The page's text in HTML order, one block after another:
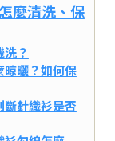
麼清洗、保
？
晾曬？如何保
斷針織衫是否